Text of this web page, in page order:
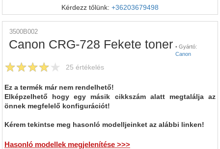
Kérdezz tőlünk: +36203679498
3500B002
Canon CRG-728 Fekete toner • Gyártó:
Canon
25 értékelés
Ez a termék már nem rendelhető!
Elképzelhető hogy egy másik cikkszám alatt megtalálja az
önnek megfelelő konfigurációt!
Kérem tekintse meg hasonló modelljeinket az alábbi linken!
Hasonló modellek megjelenítése >>>